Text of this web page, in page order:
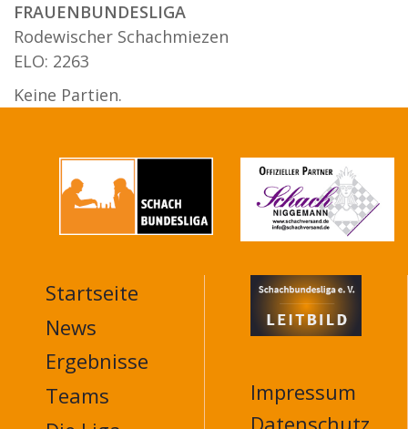
FRAUENBUNDESLIGA
Rodewischer Schachmiezen
ELO: 2263
Keine Partien.
MAIN
NAVIGATION
FOOTER
Startseite
News
Ergebnisse
Teams
Impressum